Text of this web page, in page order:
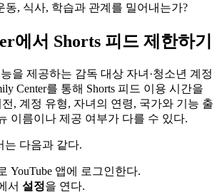
동, 식사, 학습과 관계를 밀어내는가?
에서 Shorts 피드 제한하기
을 제공하는 감독 대상 자녀·청소년 계정
Center를 통해 Shorts 피드 이용 시간을
, 계정 유형, 자녀의 연령, 국가와 기능 출
이름이나 제공 여부가 다를 수 있다.
는 다음과 같다.
YouTube 앱에 로그인한다.
서 설정을 연다.